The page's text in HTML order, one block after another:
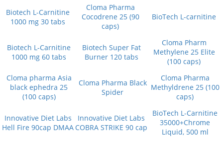
Biotech L-Carnitine
1000 mg 30 tabs
Cloma Pharma
Cocodrene 25 (90
caps)
BioTech L-carnitine
Biotech L-Carnitine
1000 mg 60 tabs
Biotech Super Fat
Burner 120 tabs
Cloma Pharm
Methylene 25 Elite
(100 caps)
Cloma pharma Asia
black ephedra 25
(100 caps)
Cloma Pharma Black
Spider
Cloma Pharma
Methyldrene 25 (100
caps)
Innovative Diet Labs
Hell Fire 90cap DMAA
Innovative Diet Labs
COBRA STRIKE 90 cap
BioTech L-Carnitine
35000+Chrome
Liquid, 500 ml